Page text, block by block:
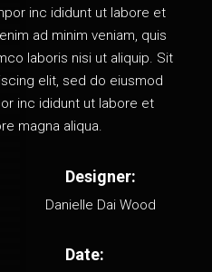
inc ididunt ut labore et
ad minim veniam, quis
laboris nisi ut aliquip. Sit
elit, sed do eiusmod
inc ididunt ut labore et
magna aliqua.
Designer:
Danielle Dai Wood
Date: